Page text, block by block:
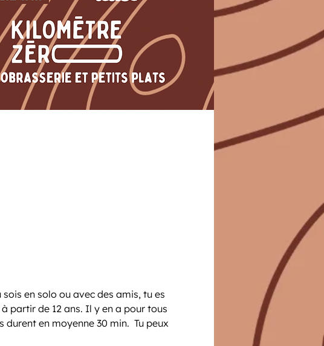
en solo ou avec des amis, tu es
partir de 12 ans. Il y en a pour tous
en moyenne 30 min.  Tu peux